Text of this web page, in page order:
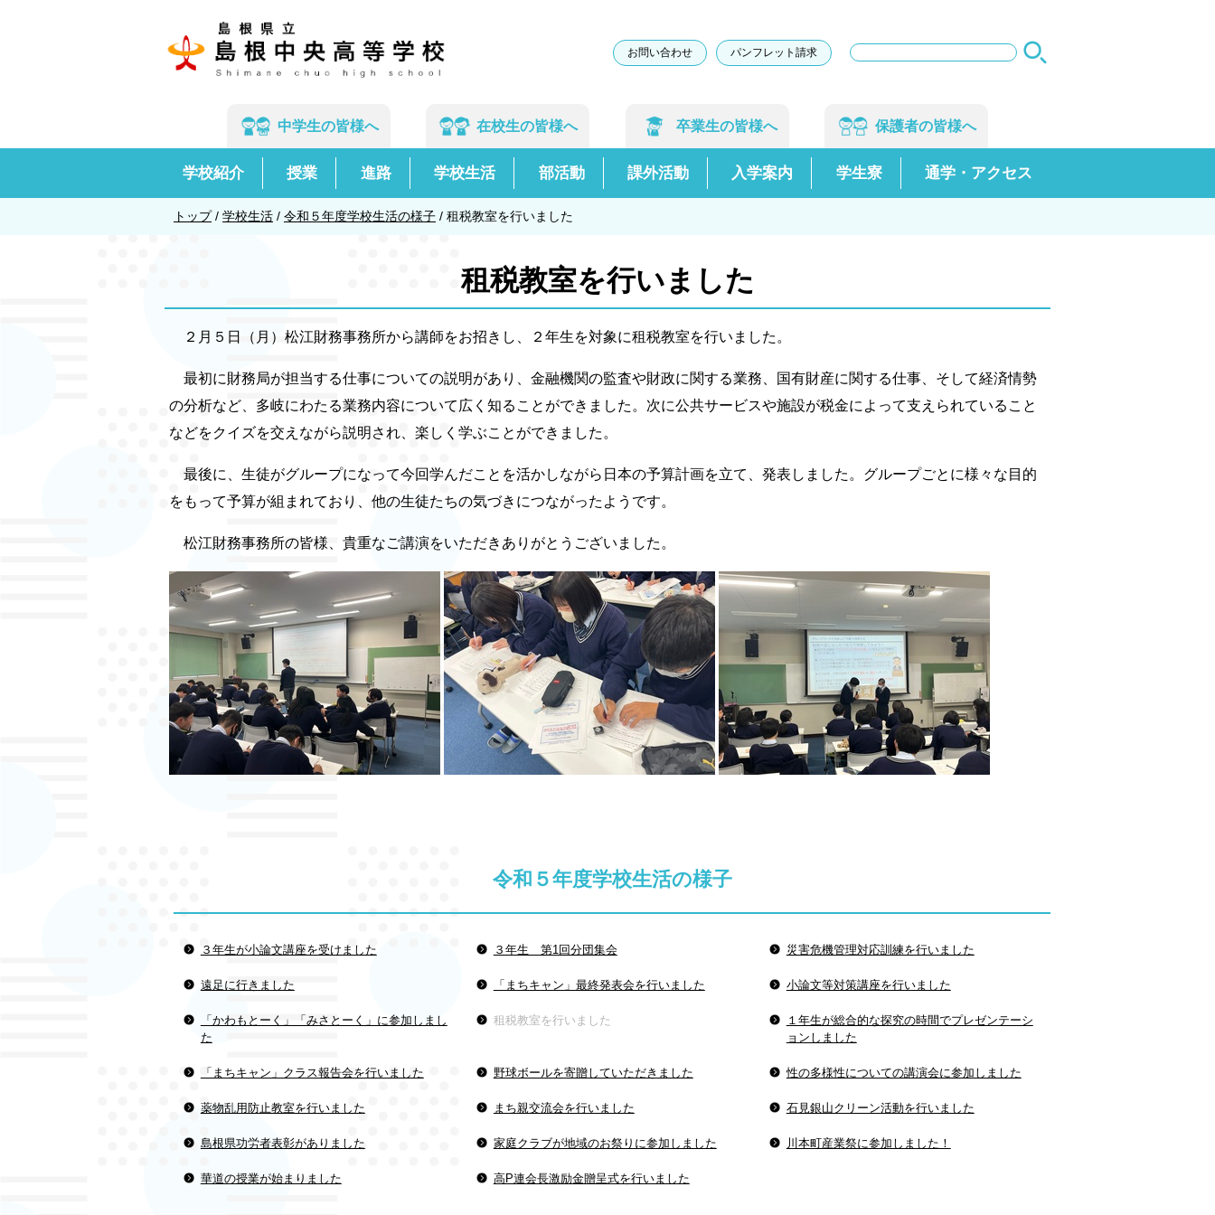
お問い合わせ パンフレット請求
サ
検
中学生の皆様へ 在校生の皆様へ 卒業生の皆様へ 保護者の皆様へ
学校紹介 授業 進路 学校生活 部活動 課外活動 入学案内 学生寮 通学・アクセス
現
トップ/ 学校生活 / 令和５年度学校生活の様子 / 租税教室を行いました
租税教室を行いました
２月５日（月）松江財務事務所から講師をお招きし、２年生を対象に租税教室を行いました。
最初に財務局が担当する仕事についての説明があり、金融機関の監査や財政に関する業務、国有財産に関する仕事、そして経済情勢
の分析など、多岐にわたる業務内容について広く知ることができました。次に公共サービスや施設が税金によって支えられていること
などをクイズを交えながら説明され、楽しく学ぶことができました。
最後に、生徒がグループになって今回学んだことを活かしながら日本の予算計画を立て、発表しました。グループごとに様々な目的
をもって予算が組まれており、他の生徒たちの気づきにつながったようです。
松江財務事務所の皆様、貴重なご講演をいただきありがとうございました。
令和５年度学校生活の様子
３年生が小論文講座を受けました ３年生 第1回分団集会 災害危機管理対応訓練を行いました
遠足に行きました 「まちキャン」最終発表会を行いました 小論文等対策講座を行いました
「かわもとーく」「みさとーく」に参加しまし
た
租税教室を行いました
１年生が総合的な探究の時間でプレゼンテーシ
ョンしました
「まちキャン」クラス報告会を行いました 野球ボールを寄贈していただきました 性の多様性についての講演会に参加しました
薬物乱用防止教室を行いました まち親交流会を行いました 石見銀山クリーン活動を行いました
島根県功労者表彰がありました 家庭クラブが地域のお祭りに参加しました 川本町産業祭に参加しました！
華道の授業が始まりました 高P連会長激励金贈呈式を行いました